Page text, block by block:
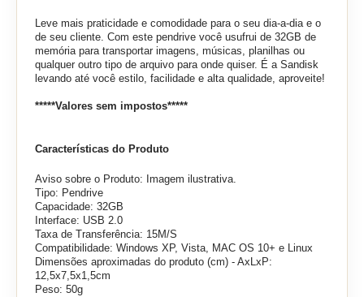
Leve mais praticidade e comodidade para o seu dia-a-dia e o
de seu cliente. Com este pendrive você usufrui de 32GB de
memória para transportar imagens, músicas, planilhas ou
qualquer outro tipo de arquivo para onde quiser. É a Sandisk
levando até você estilo, facilidade e alta qualidade, aproveite!
*****Valores sem impostos*****
Características do Produto
Aviso sobre o Produto: Imagem ilustrativa.
Tipo: Pendrive
Capacidade: 32GB
Interface: USB 2.0
Taxa de Transferência: 15M/S
Compatibilidade: Windows XP, Vista, MAC OS 10+ e Linux
Dimensões aproximadas do produto (cm) - AxLxP:
12,5x7,5x1,5cm
Peso: 50g